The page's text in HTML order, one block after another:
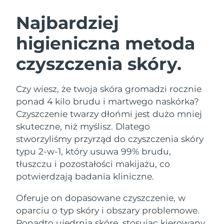
Najbardziej
higieniczna metoda
czyszczenia skóry.
Czy wiesz, że twoja skóra gromadzi rocznie
ponad 4 kilo brudu i martwego naskórka?
Czyszczenie twarzy dłońmi jest dużo mniej
skuteczne, niż myślisz. Dlatego
stworzyliśmy przyrząd do czyszczenia skóry
typu 2-w-1, który usuwa 99% brudu,
tłuszczu i pozostałości makijażu, co
potwierdzają badania kliniczne.
Oferuje on dopasowane czyszczenie, w
oparciu o typ skóry i obszary problemowe.
URODY
Oczyszczanie twarzy
LUNA™ 4 zestaw
Anti-aging massage
LUNA™ 4 Plus
Massage, LED heating
For men, anti-aging massage
Lifting twarzy
BEAR™ 2 zestaw
Microcurrent toning
BEAR™ 2 go
Microcurrent toning on-the-go
Microcurrent line smoothing device
Nawilżenie
UFO™ 3 zestaw
Deep facial hydration
UFO™ 3 LED
Near-infrared and red light therapy
device
Pielęgnacja jamy
ustnej
issa™ 4
Hybrid silicone sonic toothbrush
issa™ 4 plus
Smart hybrid silicone sonic toothbrush
FAQ™ ZABIEG ANTI-AGING
Anti-aging Zabiegi LED
Australia
Oczekiwany czas dostawy
15/08/2026
Austria
Oczekiwany czas dostawy
12/08/2026
Bahrajn
Oczekiwany czas dostawy
13/08/2026
Belgia
Oczekiwany czas dostawy
12/08/2026
Bermudy
Oczekiwany czas dostawy
Hercegowina
15/08/2026
Oczekiwany czas dostawy